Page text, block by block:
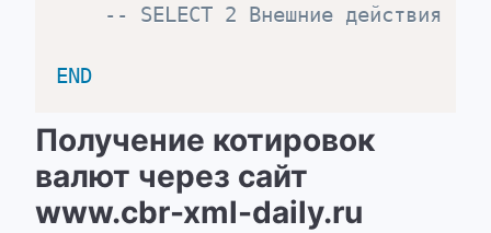
-- SELECT 2 Внешние действия
END
Получение котировок
валют через сайт
www.cbr-xml-daily.ru